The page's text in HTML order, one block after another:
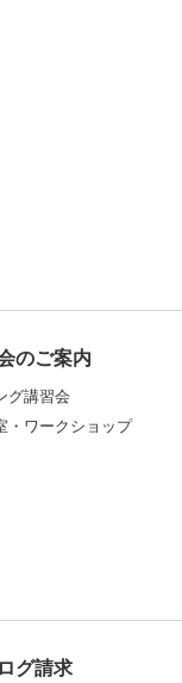
のご案内
グ講習会
・ワークショップ
グ請求